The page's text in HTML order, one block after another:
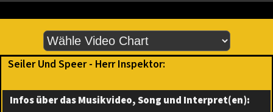
Seiler Und Speer - Herr Inspektor:
Infos über das Musikvideo, Song und Interpret(en):